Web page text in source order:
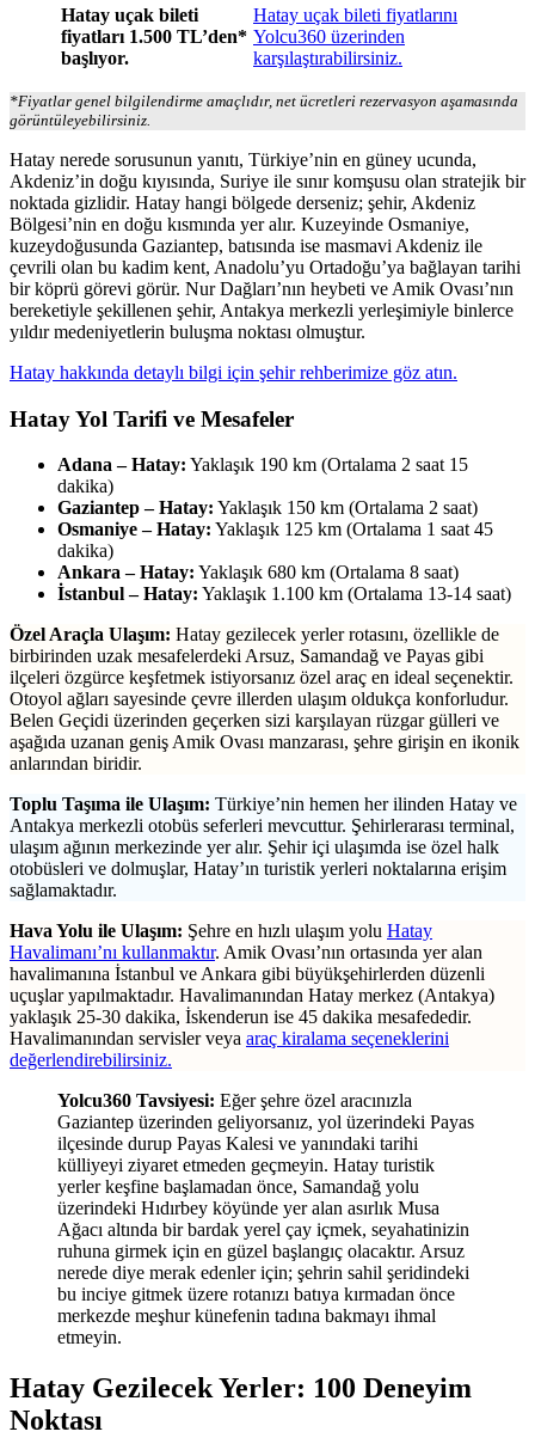
Hatay uçak bileti
fiyatları 1.500 TL’den*
başlıyor.
Hatay uçak bileti fiyatlarını
Yolcu360 üzerinden
karşılaştırabilirsiniz.
*Fiyatlar genel bilgilendirme amaçlıdır, net ücretleri rezervasyon aşamasında
görüntüleyebilirsiniz.
Hatay nerede sorusunun yanıtı, Türkiye’nin en güney ucunda,
Akdeniz’in doğu kıyısında, Suriye ile sınır komşusu olan stratejik bir
noktada gizlidir. Hatay hangi bölgede derseniz; şehir, Akdeniz
Bölgesi’nin en doğu kısmında yer alır. Kuzeyinde Osmaniye,
kuzeydoğusunda Gaziantep, batısında ise masmavi Akdeniz ile
çevrili olan bu kadim kent, Anadolu’yu Ortadoğu’ya bağlayan tarihi
bir köprü görevi görür. Nur Dağları’nın heybeti ve Amik Ovası’nın
bereketiyle şekillenen şehir, Antakya merkezli yerleşimiyle binlerce
yıldır medeniyetlerin buluşma noktası olmuştur.
Hatay hakkında detaylı bilgi için şehir rehberimize göz atın.
Hatay Yol Tarifi ve Mesafeler
Adana – Hatay: Yaklaşık 190 km (Ortalama 2 saat 15
dakika)
Gaziantep – Hatay: Yaklaşık 150 km (Ortalama 2 saat)
Osmaniye – Hatay: Yaklaşık 125 km (Ortalama 1 saat 45
dakika)
Ankara – Hatay: Yaklaşık 680 km (Ortalama 8 saat)
İstanbul – Hatay: Yaklaşık 1.100 km (Ortalama 13-14 saat)
Özel Araçla Ulaşım: Hatay gezilecek yerler rotasını, özellikle de
birbirinden uzak mesafelerdeki Arsuz, Samandağ ve Payas gibi
ilçeleri özgürce keşfetmek istiyorsanız özel araç en ideal seçenektir.
Otoyol ağları sayesinde çevre illerden ulaşım oldukça konforludur.
Belen Geçidi üzerinden geçerken sizi karşılayan rüzgar gülleri ve
aşağıda uzanan geniş Amik Ovası manzarası, şehre girişin en ikonik
anlarından biridir.
Toplu Taşıma ile Ulaşım: Türkiye’nin hemen her ilinden Hatay ve
Antakya merkezli otobüs seferleri mevcuttur. Şehirlerarası terminal,
ulaşım ağının merkezinde yer alır. Şehir içi ulaşımda ise özel halk
otobüsleri ve dolmuşlar, Hatay’ın turistik yerleri noktalarına erişim
sağlamaktadır.
Hava Yolu ile Ulaşım: Şehre en hızlı ulaşım yolu Hatay
Havalimanı’nı kullanmaktır. Amik Ovası’nın ortasında yer alan
havalimanına İstanbul ve Ankara gibi büyükşehirlerden düzenli
uçuşlar yapılmaktadır. Havalimanından Hatay merkez (Antakya)
yaklaşık 25-30 dakika, İskenderun ise 45 dakika mesafededir.
Havalimanından servisler veya araç kiralama seçeneklerini
değerlendirebilirsiniz.
Yolcu360 Tavsiyesi: Eğer şehre özel aracınızla
Gaziantep üzerinden geliyorsanız, yol üzerindeki Payas
ilçesinde durup Payas Kalesi ve yanındaki tarihi
külliyeyi ziyaret etmeden geçmeyin. Hatay turistik
yerler keşfine başlamadan önce, Samandağ yolu
üzerindeki Hıdırbey köyünde yer alan asırlık Musa
Ağacı altında bir bardak yerel çay içmek, seyahatinizin
ruhuna girmek için en güzel başlangıç olacaktır. Arsuz
nerede diye merak edenler için; şehrin sahil şeridindeki
bu inciye gitmek üzere rotanızı batıya kırmadan önce
merkezde meşhur künefenin tadına bakmayı ihmal
etmeyin.
Hatay Gezilecek Yerler: 100 Deneyim
Noktası